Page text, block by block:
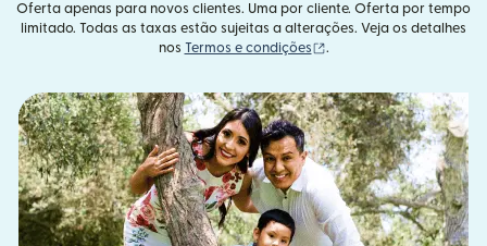
Oferta apenas para novos clientes. Uma por cliente. Oferta por tempo
limitado. Todas as taxas estão sujeitas a alterações. Veja os detalhes
nos Termos e condições (abre em uma nova
.